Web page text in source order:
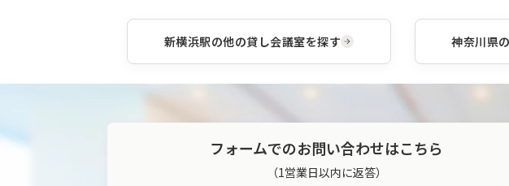
新横浜駅の他の貸し会議室を探す 神奈川県
フォームでのお問い合わせはこちら
（1営業日以内に返答）